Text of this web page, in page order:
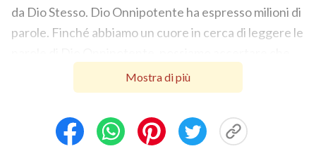
da Dio Stesso. Dio Onnipotente ha espresso milioni di
parole. Finché abbiamo un cuore in cerca di leggere le
Dio Onnipotente è il Signore Gesù ritornato”.
diventato molto più motivata. Come credente nel
Signore per diversi decenni, ho aspettato il ritorno del
Mostra di più